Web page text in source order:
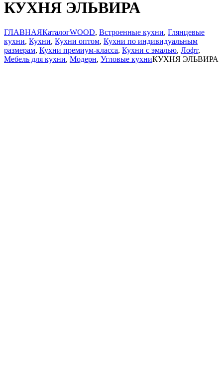
КУХНЯ ЭЛЬВИРА
ГЛАВНАЯКаталогWOOD, Встроенные кухни, Глянцевые
кухни, Кухни, Кухни оптом, Кухни по индивидуальным
размерам, Кухни премиум-класса, Кухни с эмалью, Лофт,
Мебель для кухни, Модерн, Угловые кухниКУХНЯ ЭЛЬВИРА